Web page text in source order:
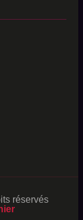
réservés